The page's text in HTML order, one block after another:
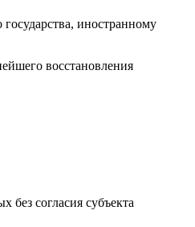
иностранному
восстановления
без согласия субъекта